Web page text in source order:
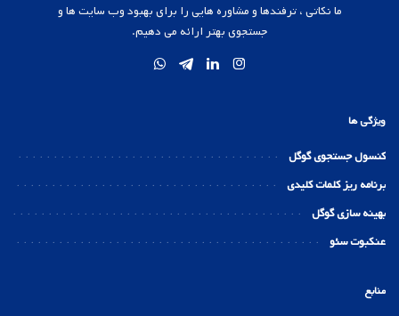
ما نکاتی ، ترفندها و مشاوره هایی را برای بهبود وب سایت ها و
جستجوی بهتر ارائه می دهیم.
ویژگی ها
کنسول جستجوی گوگل
برنامه ریز کلمات کلیدی
بهینه سازی گوگل
عنکبوت سئو
منابع